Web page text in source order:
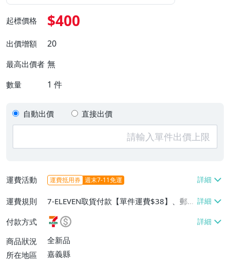
起標價格 $400
出價增額 20
最高出價者 無
數量 1 件
自動出價 直接出價
運費活動 運費抵用券 週末7-11免運
運費規則
7-ELEVEN取貨付款【單件運費$38】、郵局
掛號【單件運費$31】
付款方式
商品狀況
全新品
所在地區
嘉義縣